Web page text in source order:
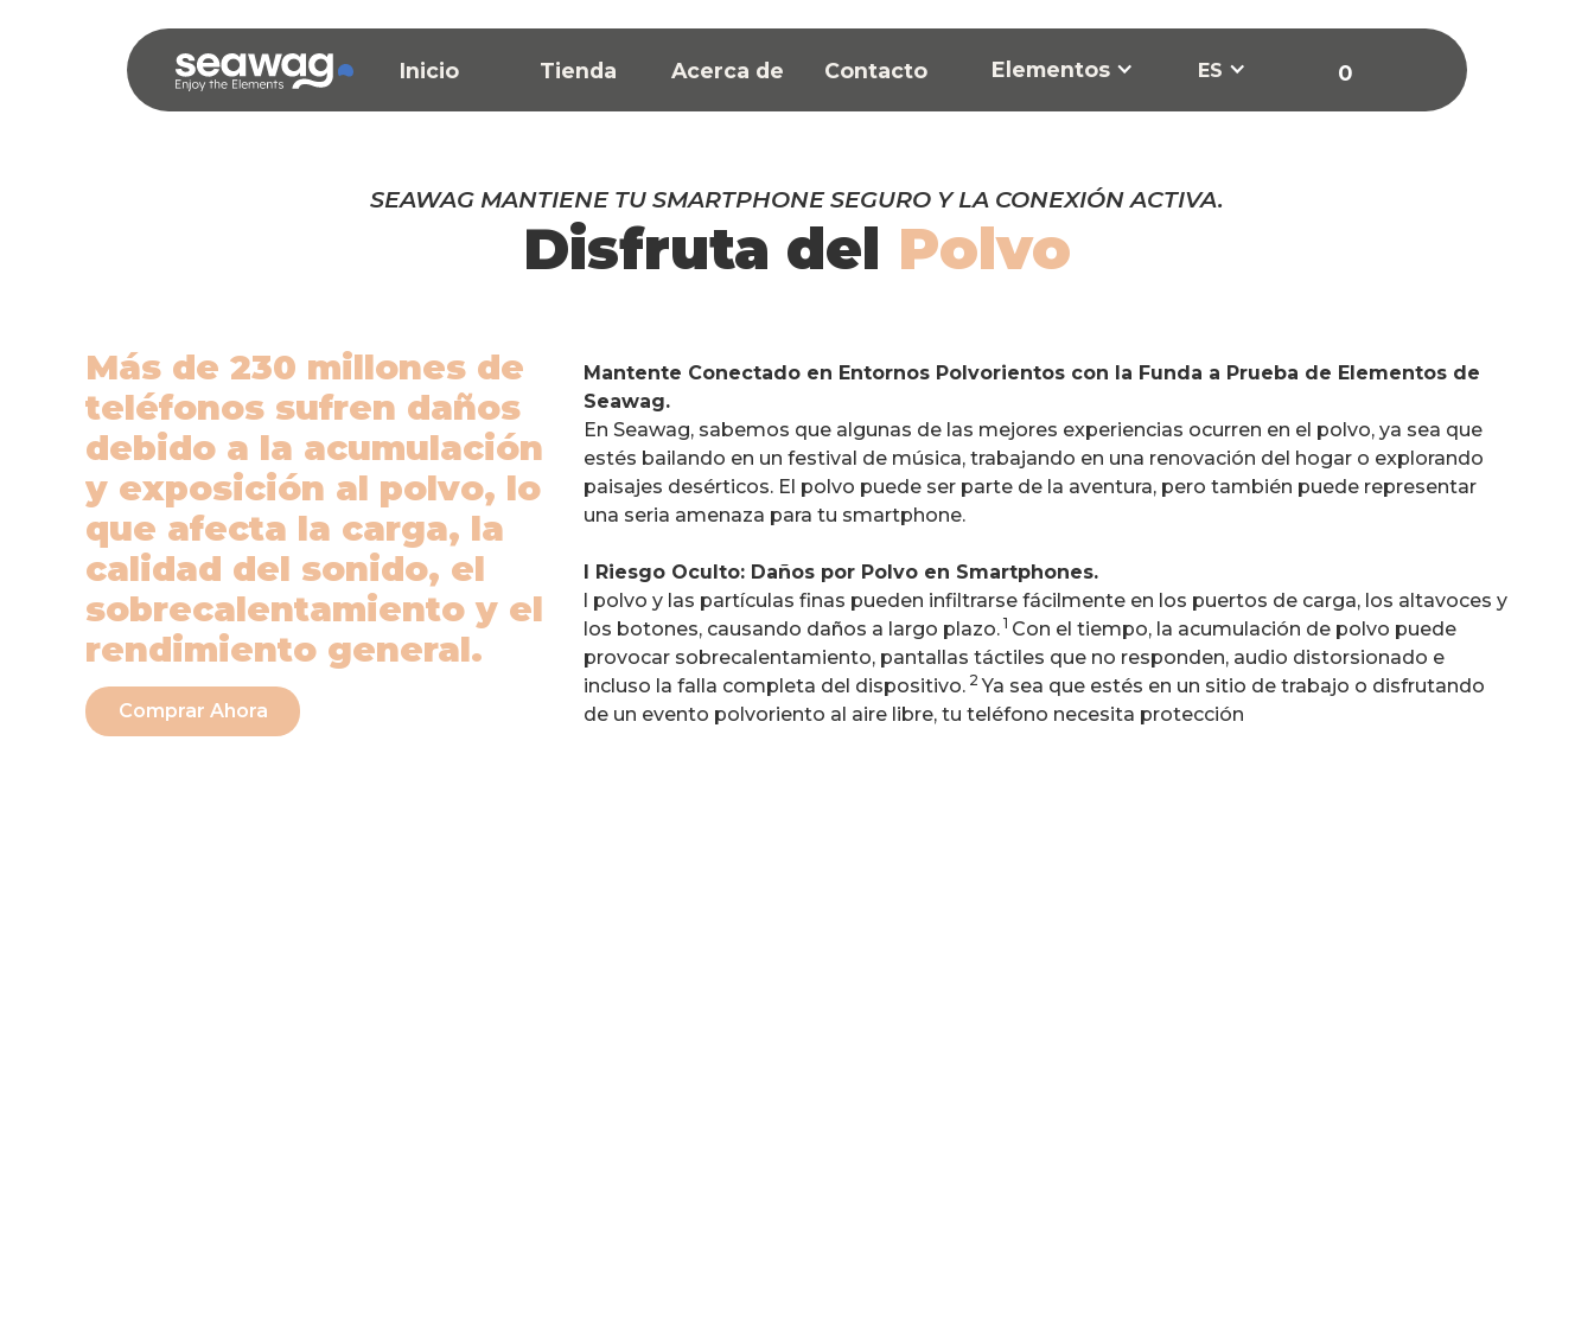
Inicio Tienda Acerca de Contacto Elementos ES 0
SEAWAG MANTIENE TU SMARTPHONE SEGURO Y LA CONEXIÓN ACTIVA.
Disfruta del Polvo
Más de 230 millones de
teléfonos sufren daños
debido a la acumulación
y exposición al polvo, lo
que afecta la carga, la
calidad del sonido, el
sobrecalentamiento y el
rendimiento general.
Comprar Ahora
Mantente Conectado en Entornos Polvorientos con la Funda a Prueba de Elementos de
Seawag.
En Seawag, sabemos que algunas de las mejores experiencias ocurren en el polvo, ya sea que
estés bailando en un festival de música, trabajando en una renovación del hogar o explorando
paisajes desérticos. El polvo puede ser parte de la aventura, pero también puede representar
una seria amenaza para tu smartphone.
l Riesgo Oculto: Daños por Polvo en Smartphones.
l polvo y las partículas finas pueden infiltrarse fácilmente en los puertos de carga, los altavoces y
los botones, causando daños a largo plazo. 1 Con el tiempo, la acumulación de polvo puede
provocar sobrecalentamiento, pantallas táctiles que no responden, audio distorsionado e
incluso la falla completa del dispositivo. 2Ya sea que estés en un sitio de trabajo o disfrutando
de un evento polvoriento al aire libre, tu teléfono necesita protección